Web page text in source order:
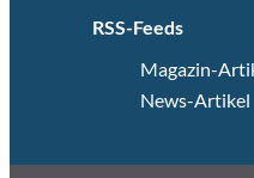
RSS-Feeds
Magazin-
News-Artikel